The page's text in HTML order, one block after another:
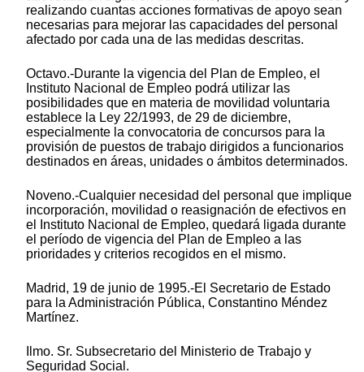
realizando cuantas acciones formativas de apoyo sean
necesarias para mejorar las capacidades del personal
afectado por cada una de las medidas descritas.
Octavo.-Durante la vigencia del Plan de Empleo, el
Instituto Nacional de Empleo podrá utilizar las
posibilidades que en materia de movilidad voluntaria
establece la Ley 22/1993, de 29 de diciembre,
especialmente la convocatoria de concursos para la
provisión de puestos de trabajo dirigidos a funcionarios
destinados en áreas, unidades o ámbitos determinados.
Noveno.-Cualquier necesidad del personal que implique
incorporación, movilidad o reasignación de efectivos en
el Instituto Nacional de Empleo, quedará ligada durante
el período de vigencia del Plan de Empleo a las
prioridades y criterios recogidos en el mismo.
Madrid, 19 de junio de 1995.-El Secretario de Estado
para la Administración Pública, Constantino Méndez
Martínez.
Ilmo. Sr. Subsecretario del Ministerio de Trabajo y
Seguridad Social.